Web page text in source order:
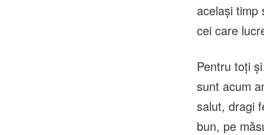
acelaşi
cei care
Pentru toţi
sunt acum
salut, dragi
bun, pe